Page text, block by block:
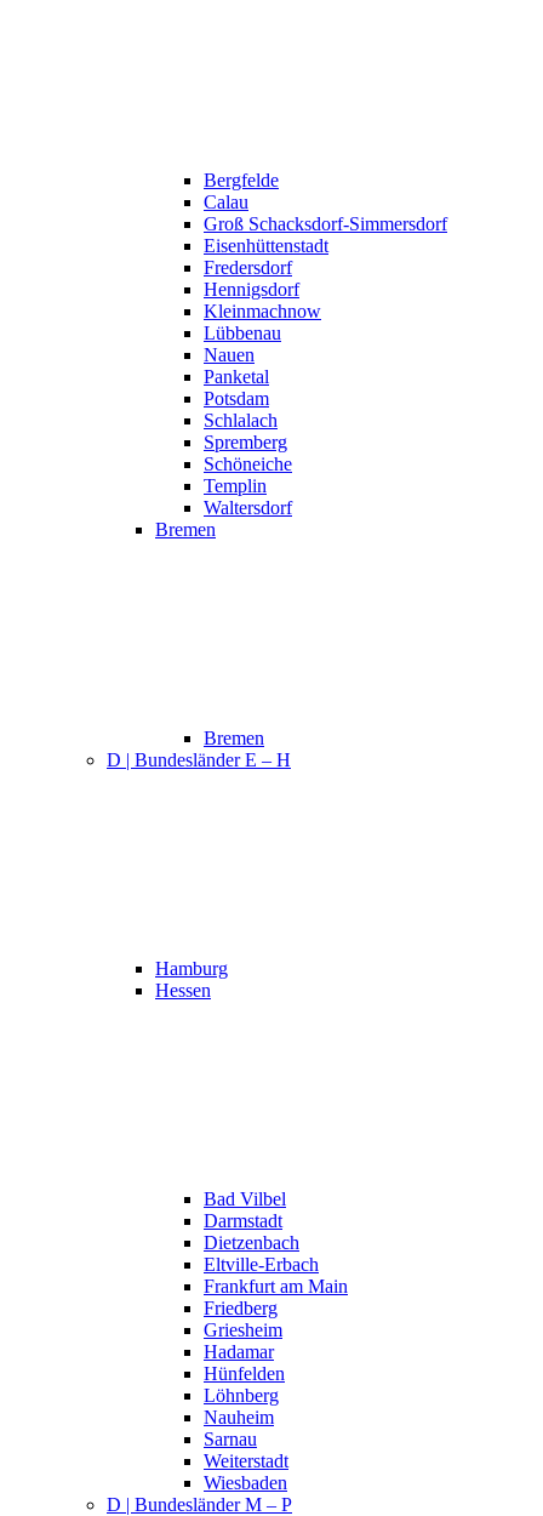
Bergfelde
Calau
Groß Schacksdorf-Simmersdorf
Eisenhüttenstadt
Fredersdorf
Hennigsdorf
Kleinmachnow
Lübbenau
Nauen
Panketal
Potsdam
Schlalach
Spremberg
Schöneiche
Templin
Waltersdorf
Bremen
Bremen
D | Bundesländer E – H
Hamburg
Hessen
Bad Vilbel
Darmstadt
Dietzenbach
Eltville-Erbach
Frankfurt am Main
Friedberg
Griesheim
Hadamar
Hünfelden
Löhnberg
Nauheim
Sarnau
Weiterstadt
Wiesbaden
D | Bundesländer M – P